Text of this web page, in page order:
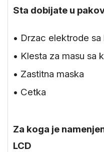
Sta dobijate u
• Drzac elektrode sa
• Klesta za masu sa
• Zastitna maska
• Cetka
Za koga je
LCD